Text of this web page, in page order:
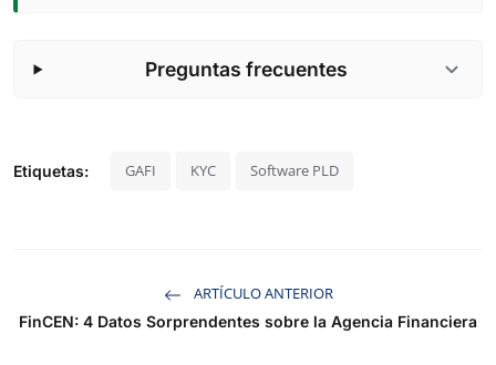
Preguntas frecuentes
Etiquetas: GAFI KYC Software PLD
ARTÍCULO ANTERIOR
FinCEN: 4 Datos Sorprendentes sobre la Agencia Financiera